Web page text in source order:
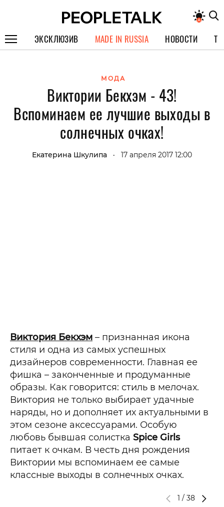
ЭКСКЛЮЗИВ
ИНТЕРВЬЮ
ПОКОЛЕНИЕ
MADE IN RUSSIA НОВОСТИ
МОДА
Виктории Бекхэм - 43!
Вспоминаем ее лучшие выходы в
солнечных очках!
Екатерина Шкулипа • 17 апреля 2017 12:00
Виктория Бекхэм – признанная икона
стиля и одна из самых успешных
дизайнеров современности. Главная ее
фишка – законченные и продуманные
образы. Как говорится: стиль в мелочах.
Виктория не только выбирает удачные
наряды, но и дополняет их актуальными в
этом сезоне аксессуарами. Особую
любовь бывшая солистка Spice Girls
питает к очкам. В честь дня рождения
Виктории мы вспоминаем ее самые
классные выходы в солнечных очках.
1 / 38